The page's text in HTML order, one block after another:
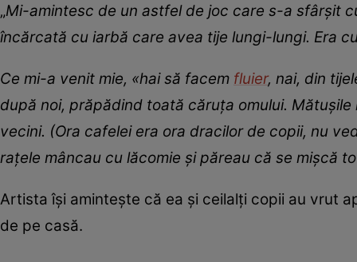
„Mi-amintesc de un astfel de joc care s-a sfârșit
încărcată cu iarbă care avea tije lungi-lungi. Era
Ce mi-a venit mie, «hai să facem fluier, nai, din
după noi, prăpădind toată căruța omului.
vecini. (Ora cafelei era ora dracilor de copii, nu
rațele mâncau cu lăcomie și păreau că se mișcă
Artista își amintește că ea și ceilalți copii au vrut
de pe casă.